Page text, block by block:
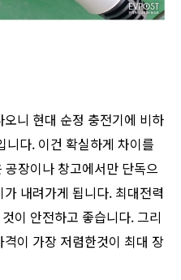
니 현대 순정 충전기에 비하
다. 이건 확실하게 차이를
장이나 창고에서만 단독으
내려가게 됩니다. 최대전력
이 안전하고 좋습니다. 그리
이 가장 저렴한것이 최대 장